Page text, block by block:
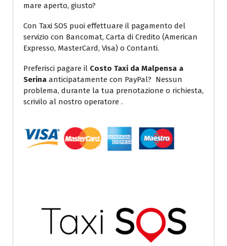
mare aperto, giusto?
Con Taxi SOS puoi effettuare il pagamento del
servizio con Bancomat, Carta di Credito (American
Expresso, MasterCard, Visa) o Contanti.
Preferisci pagare il Costo Taxi da Malpensa a
Serina anticipatamente con PayPal? Nessun
problema, durante la tua prenotazione o richiesta,
scrivilo al nostro operatore .